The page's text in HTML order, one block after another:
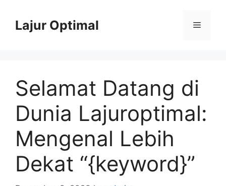
contentLajur Optimal Menu
Selamat Datang di
Dunia Lajuroptimal:
Mengenal Lebih
Dekat “{keyword}”